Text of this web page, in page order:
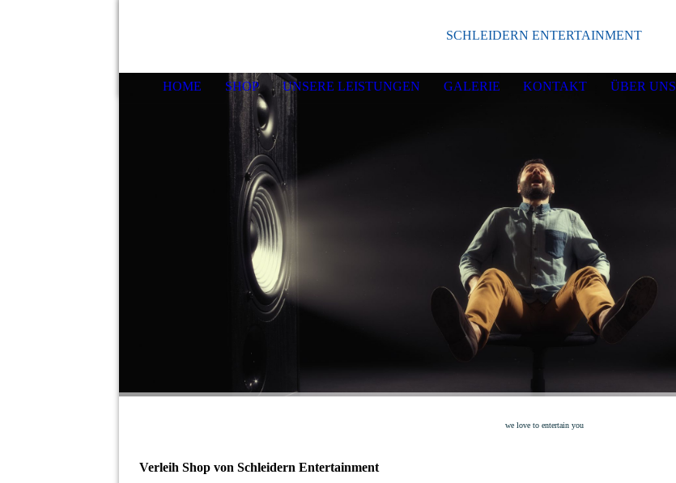
SCHLEIDERN ENTERTAINMENT
HOME SHOP UNSERE LEISTUNGEN GALERIE KONTAKT ÜBER UNS
we love to entertain you
Verleih Shop von Schleidern Entertainment